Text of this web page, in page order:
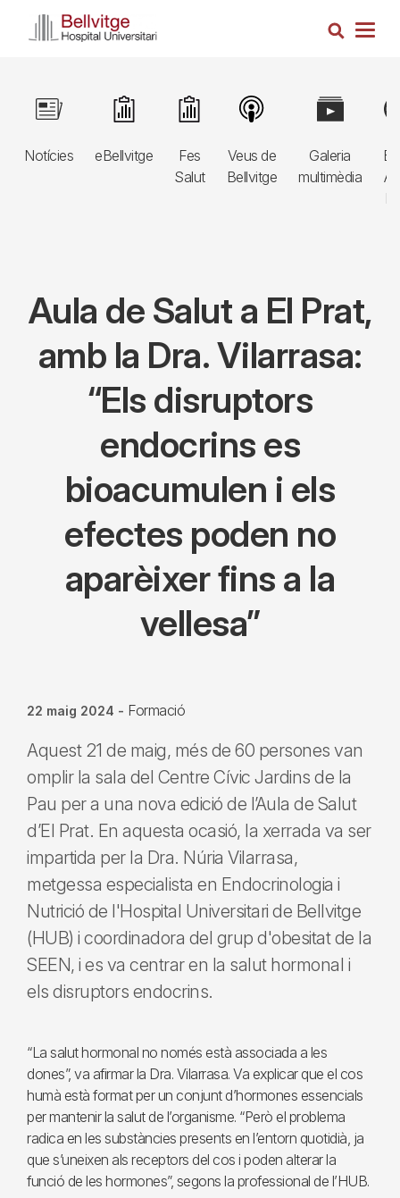
Cerca
Navegació
principal
3r
Notícies
Image
eBellvitge
Image
Fes
Salut
Image
Veus de
Bellvitge
Image
Galeria
multimèdia
Image
Aula de Salut a El Prat,
amb la Dra. Vilarrasa:
“Els disruptors
endocrins es
bioacumulen i els
efectes poden no
aparèixer fins a la
vellesa”
22 maig 2024 - Formació
Aquest 21 de maig, més de 60 persones van
omplir la sala del Centre Cívic Jardins de la
Pau per a una nova edició de l’Aula de Salut
d’El Prat. En aquesta ocasió, la xerrada va ser
impartida per la Dra. Núria Vilarrasa,
metgessa especialista en Endocrinologia i
Nutrició de l'Hospital Universitari de Bellvitge
(HUB) i coordinadora del grup d'obesitat de la
SEEN, i es va centrar en la salut hormonal i
els disruptors endocrins.
“La salut hormonal no només està associada a les
dones”, va afirmar la Dra. Vilarrasa. Va explicar que el cos
humà està format per un conjunt d’hormones essencials
per mantenir la salut de l’organisme. “Però el problema
radica en les substàncies presents en l’entorn quotidià, ja
que s’uneixen als receptors del cos i poden alterar la
funció de les hormones”, segons la professional de l’HUB.